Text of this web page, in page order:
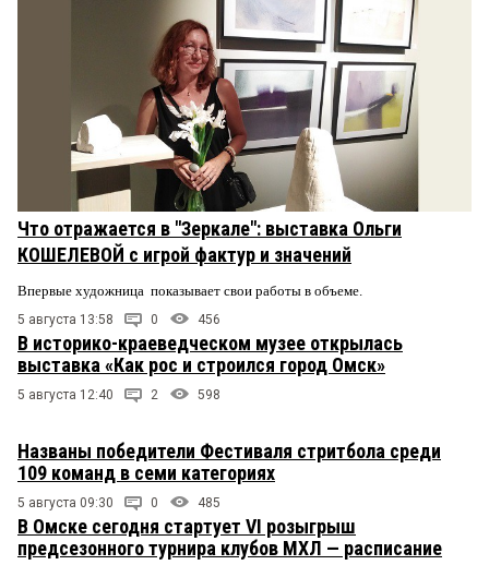
Что отражается в "Зеркале": выставка Ольги
КОШЕЛЕВОЙ с игрой фактур и значений
Впервые художница показывает свои работы в объеме.
5 августа 13:58 0 456
В историко-краеведческом музее открылась
выставка «Как рос и строился город Омск»
5 августа 12:40 2 598
Названы победители Фестиваля стритбола среди
109 команд в семи категориях
5 августа 09:30 0 485
В Омске сегодня стартует VI розыгрыш
предсезонного турнира клубов МХЛ — расписание